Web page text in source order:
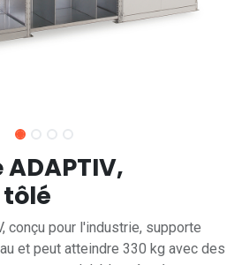
conçu pour l'industrie, supporte
et peut atteindre 330 kg avec des